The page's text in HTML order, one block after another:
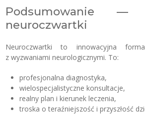
Podsumowanie
neuroczwartki
Neuroczwartki to innowacyjna
z wyzwaniami neurologicznymi. To:
profesjonalna diagnostyka,
wielospecjalistyczne konsultacje,
realny plan i kierunek leczenia,
troska o teraźniejszość i przyszłość